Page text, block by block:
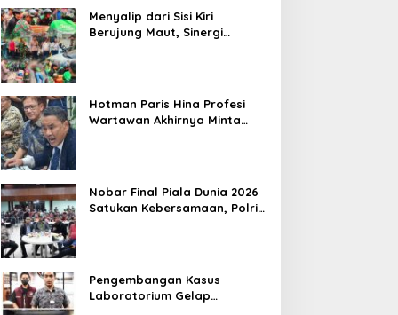
Tramadol, Silahkan Lapor ke Polres
Menyalip dari Sisi Kiri
Berujung Maut, Sinergi
Kecelakaan Lalu Lintas di
Kemanggisan
Hotman Paris Hina Profesi
Wartawan Akhirnya Minta
Nobar Final Piala Dunia 2026
Satukan Kebersamaan, Polri
Pengembangan Kasus
Laboratorium Gelap